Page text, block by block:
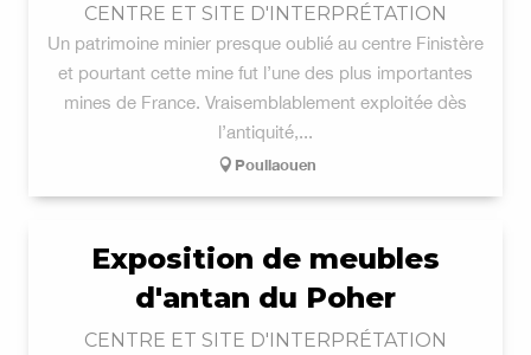
CENTRE ET SITE D'INTERPRÉTATION
Un patrimoine minier presque oublié au centre Finistère
et pourtant cette mine fut l’une des plus importantes
mines de France. Vraisemblablement exploitée dès
l’antiquité,...
Poullaouen
Exposition de meubles
d'antan du Poher
CENTRE ET SITE D'INTERPRÉTATION